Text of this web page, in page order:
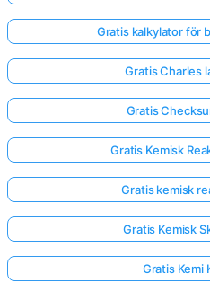
Gratis kalkylator för
Gratis Charles
Gratis
Gratis Kemisk
Gratis kemisk
Gratis Kemisk
Gratis Kemi